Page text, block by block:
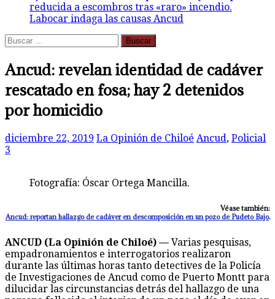
reducida a escombros tras «raro» incendio.
Labocar indaga las causas Ancud
Buscar:
Ancud: revelan identidad de cadáver
rescatado en fosa; hay 2 detenidos
por homicidio
diciembre 22, 2019 La Opinión de Chiloé Ancud, Policial
3
Fotografía: Óscar Ortega Mancilla.
Véase también:
Ancud: reportan hallazgo de cadáver en descomposición en un pozo de Pudeto Bajo.
ANCUD (La Opinión de Chiloé) — Varias pesquisas,
empadronamientos e interrogatorios realizaron
durante las últimas horas tanto detectives de la Policía
de Investigaciones de Ancud como de Puerto Montt para
dilucidar las circunstancias detrás del hallazgo de una